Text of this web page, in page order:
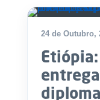
24 de Outubro,
e
w
tt
e
r